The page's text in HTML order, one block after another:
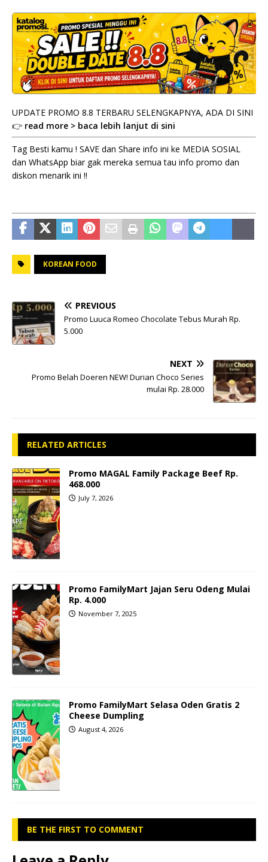
UPDATE PROMO 8.8 TERBARU SELENGKAPNYA, ADA DI SINI
👉 read more > baca lebih lanjut di sini
Tag Besti kamu ! SAVE dan Share info ini ke MEDIA SOSIAL
dan WhatsApp biar gak mereka semua tau info promo dan
diskon menarik ini !!
KOREAN FOOD
PREVIOUS
Promo Luuca Romeo Chocolate Tebus Murah Rp.
5.000
NEXT
Promo Belah Doeren NEW! Durian Choco Series
mulai Rp. 28.000
RELATED ARTICLES
Promo MAGAL Family Package Beef Rp.
468.000
July 7, 2026
Promo FamilyMart Jajan Seru Odeng Mulai
Rp. 4.000
November 7, 2025
Promo FamilyMart Selasa Oden Gratis 2
Cheese Dumpling
August 4, 2026
BE THE FIRST TO COMMENT